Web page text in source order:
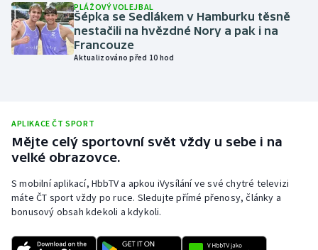
Moderní pětiboj
Motorsport
Plavání
Plážový volejbal
Ragby
PLÁŽOVÝ VOLEJBAL
Šépka se Sedlákem v Hamburku těsně
nestačili na hvězdné Nory a pak i na
Francouze
Aktualizováno před 10 hod
APLIKACE ČT SPORT
Mějte celý sportovní svět vždy u sebe i na
velké obrazovce.
S mobilní aplikací, HbbTV a apkou iVysílání ve své chytré televizi
máte ČT sport vždy po ruce. Sledujte přímé přenosy, články a
bonusový obsah kdekoli a kdykoli.